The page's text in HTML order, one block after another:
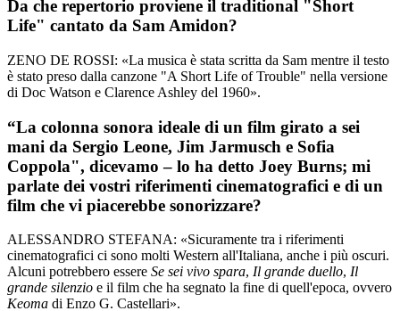
Da che repertorio proviene il traditional "Short
Life" cantato da Sam Amidon?
ZENO DE ROSSI: «La musica è stata scritta da Sam mentre il testo
è stato preso dalla canzone "A Short Life of Trouble" nella versione
di Doc Watson e Clarence Ashley del 1960».
“La colonna sonora ideale di un film girato a sei
mani da Sergio Leone, Jim Jarmusch e Sofia
Coppola", dicevamo – lo ha detto Joey Burns; mi
parlate dei vostri riferimenti cinematografici e di un
film che vi piacerebbe sonorizzare?
ALESSANDRO STEFANA: «Sicuramente tra i riferimenti
cinematografici ci sono molti Western all'Italiana, anche i più oscuri.
Alcuni potrebbero essere Se sei vivo spara, Il grande duello, Il
grande silenzio e il film che ha segnato la fine di quell'epoca, ovvero
Keoma di Enzo G. Castellari».